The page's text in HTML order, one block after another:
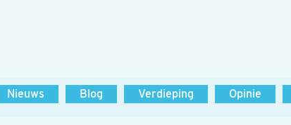
Nieuws Blog Verdieping Opinie